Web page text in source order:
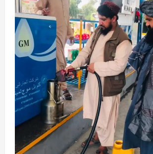
ټرمپ : د امریکا د وسلو زېرمتونونه لا هم ډېر
دي
sharqnewsglobal.com
August 6, 2026
0
آمریکا
ټرمپ : ایران سره خبرې د پوځي اقدام پر ځای
غوره بولي
sharqnewsglobal.com
August 6, 2026
0
افغانستان
کورنیو چارو وزارت: حیرتان کې د بهرنیو
اسعارو د قاچاق هڅه شنډه شوه